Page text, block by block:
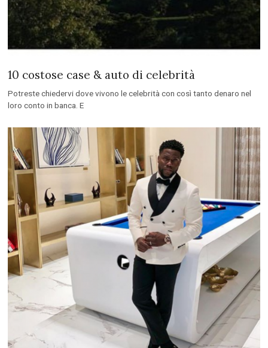
10 costose case & auto di celebrità
Potreste chiedervi dove vivono le celebrità con così tanto denaro nel
loro conto in banca. E